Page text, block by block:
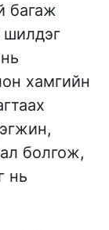
багаж
шилдэг
хамгийн
болгож,
нь